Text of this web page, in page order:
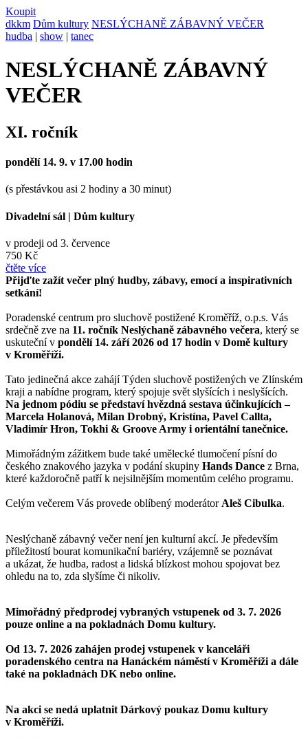
Koupit
dkkm Dům kultury NESLÝCHANĚ ZÁBAVNÝ VEČER
hudba | show | tanec
NESLÝCHANĚ ZÁBAVNÝ
VEČER
XI. ročník
pondělí 14. 9. v 17.00 hodin
(s přestávkou asi 2 hodiny a 30 minut)
Divadelní sál | Dům kultury
v prodeji od 3. července
750 Kč
čtěte více
Přijďte zažít večer plný hudby, zábavy, emocí a inspirativních
setkání!
Poradenské centrum pro sluchově postižené Kroměříž, o.p.s. Vás
srdečně zve na 11. ročník Neslýchaně zábavného večera, který se
uskuteční v pondělí 14. září 2026 od 17 hodin v Domě kultury
v Kroměříži.
Tato jedinečná akce zahájí Týden sluchově postižených ve Zlínském
kraji a nabídne program, který spojuje svět slyšících i neslyšících.
Na jednom pódiu se představí hvězdná sestava účinkujících –
Marcela Holanová, Milan Drobný, Kristína, Pavel Callta,
Vladimír Hron, Tokhi & Groove Army i orientální tanečnice.
Mimořádným zážitkem bude také umělecké tlumočení písní do
českého znakového jazyka v podání skupiny Hands Dance z Brna,
které každoročně patří k nejsilnějším momentům celého programu.
Celým večerem Vás provede oblíbený moderátor Aleš Cibulka.
Neslýchaně zábavný večer není jen kulturní akcí. Je především
příležitostí bourat komunikační bariéry, vzájemně se poznávat
a ukázat, že hudba, radost a lidská blízkost mohou spojovat bez
ohledu na to, zda slyšíme či nikoliv.
Mimořádný předprodej vybraných vstupenek od 3. 7. 2026
pouze online a na pokladnách Domu kultury.
Od 13. 7. 2026 zahájen prodej vstupenek v kanceláři
poradenského centra na Hanáckém náměstí v Kroměříži a dále
také na pokladnách DK nebo online.
Na akci se nedá uplatnit Dárkový poukaz Domu kultury
v Kroměříži.